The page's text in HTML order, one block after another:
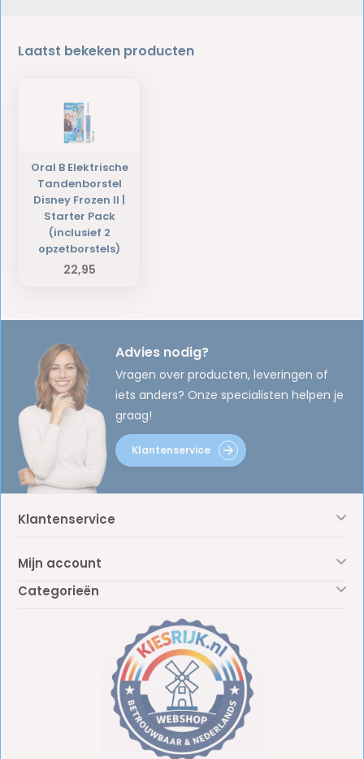
Laatst bekeken producten
Oral B Elektrische
Tandenborstel
Disney Frozen II |
Starter Pack
(inclusief 2
opzetborstels)
22,95
Advies nodig?
Vragen over producten, leveringen of
iets anders? Onze specialisten helpen je
graag!
Klantenservice
Klantenservice
Mijn account
Categorieën